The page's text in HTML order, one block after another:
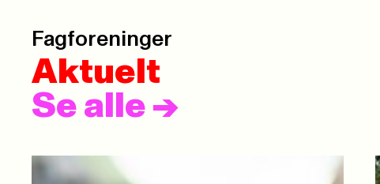
Fagforeninger
Aktuelt
Se alle ->